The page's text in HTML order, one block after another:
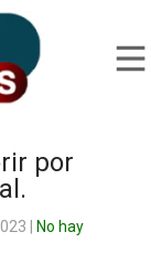
por
No hay